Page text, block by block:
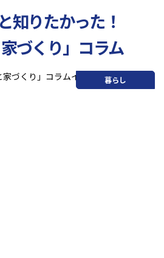
知りたかった！
家づくり」コラム
暮らし